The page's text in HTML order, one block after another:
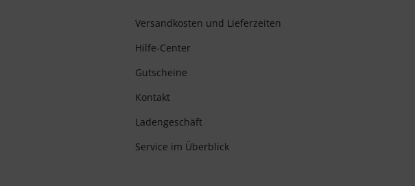
Versandkosten und Lieferzeiten
Hilfe-Center
Gutscheine
Kontakt
Ladengeschäft
Service im Überblick